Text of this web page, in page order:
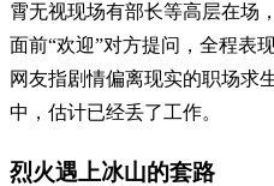
霄无视现场有部长等高层在场
面前“欢迎”对方提问，全程表
网友指剧情偏离现实的职场求
中，估计已经丢了工作。
烈火遇上冰山的套路